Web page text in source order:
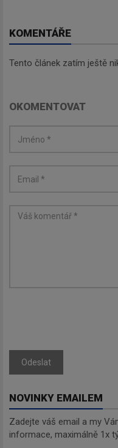
KOMENTÁŘE
Tento článek zatím ještě
OKOMENTOVAT
Odeslat
NOVINKY EMAILEM
Zadejte váš email a my
informace, maximálně 1x